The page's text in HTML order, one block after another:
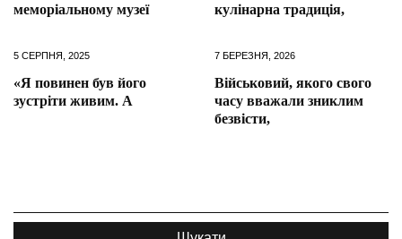
меморіальному музеї
кулінарна традиція,
5 СЕРПНЯ, 2025
«Я повинен був його
зустріти живим. А
7 БЕРЕЗНЯ, 2026
Військовий, якого свого
часу вважали зниклим
безвісти,